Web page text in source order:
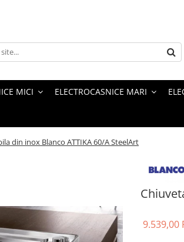
MICI ELECTROCASNICE MARI
din inox Blanco ATTIKA 60/A SteelArt
9.539,00